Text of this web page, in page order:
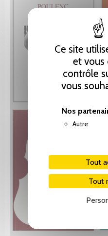
Ce site
et vous
contrôle
vous
Nos
Autre
Tout
Tout